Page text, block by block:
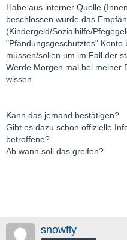
Habe aus interner Quelle
beschlossen wurde das
(Kindergeld/Sozialhilfe/
"Pfandungsgeschütztes" Konto
müssen/sollen um im Fall der
Werde Morgen mal bei meiner
wissen.
Kann das jemand bestätigen?
Gibt es dazu schon offizielle
betroffene?
Ab wann soll das greifen?
snowfly